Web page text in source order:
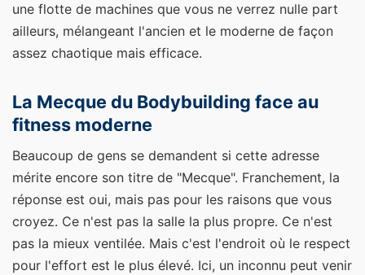
une flotte de machines que vous ne verrez nulle part
ailleurs, mélangeant l'ancien et le moderne de façon
assez chaotique mais efficace.
La Mecque du Bodybuilding face au
fitness moderne
Beaucoup de gens se demandent si cette adresse
mérite encore son titre de "Mecque". Franchement, la
réponse est oui, mais pas pour les raisons que vous
croyez. Ce n'est pas la salle la plus propre. Ce n'est
pas la mieux ventilée. Mais c'est l'endroit où le respect
pour l'effort est le plus élevé. Ici, un inconnu peut venir